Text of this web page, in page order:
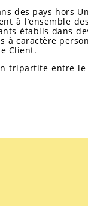
des pays hors
à l’ensemble
établis dans
à caractère
Client.
tripartite entre